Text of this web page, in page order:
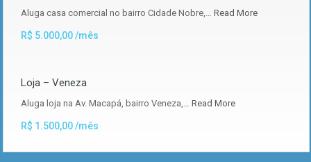
Aluga casa comercial no bairro Cidade Nobre,… Read More
R$ 5.000,00 /mês
Loja – Veneza
Aluga loja na Av. Macapá, bairro Veneza,… Read More
R$ 1.500,00 /mês